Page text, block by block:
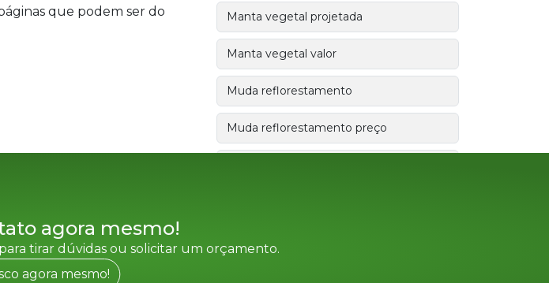
que podem ser do
agora mesmo!
tirar dúvidas ou solicitar um orçamento.
agora mesmo!
Manta vegetal projetada
Manta vegetal valor
Muda reflorestamento
Muda reflorestamento preço